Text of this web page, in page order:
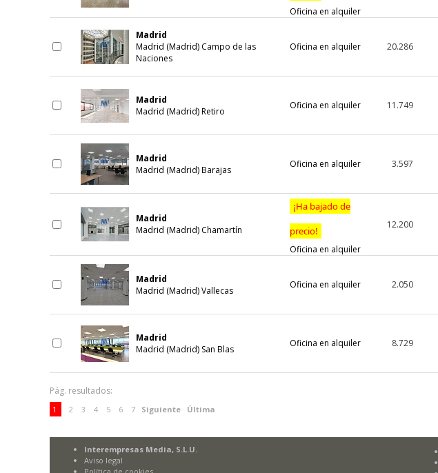
Oficina en alquiler
Madrid
Madrid (Madrid) Campo de las
Naciones
Oficina en alquiler 20.286
Madrid
Madrid (Madrid) Retiro
Oficina en alquiler 11.749
Madrid
Madrid (Madrid) Barajas
Oficina en alquiler 3.597
Madrid
Madrid (Madrid) Chamartín
¡Ha bajado de
precio!
Oficina en alquiler
12.200
Madrid
Madrid (Madrid) Vallecas
Oficina en alquiler 2.050
Madrid
Madrid (Madrid) San Blas
Oficina en alquiler 8.729
Pág. resultados:
1 2 3 4 5 6 7 Siguiente Última
Interempresas Media, S.L.U.
Aviso legal